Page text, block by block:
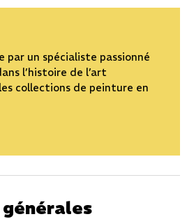
par un spécialiste passionné
l’histoire de l’art
collections de peinture en